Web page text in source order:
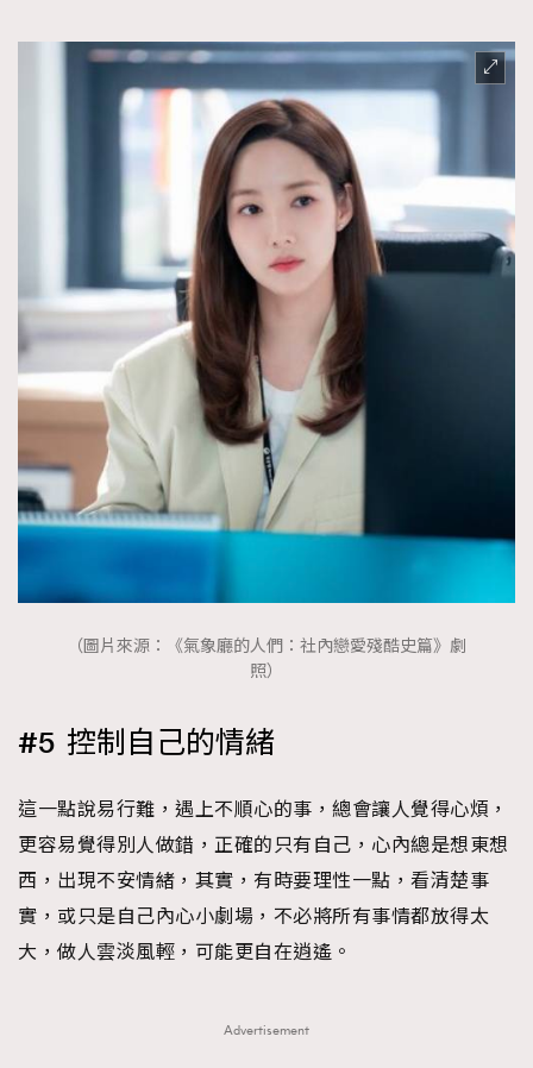
（圖片來源：《氣象廳的人們：社內戀愛殘酷史篇》劇
照）
#5 控制自己的情緒
這一點說易行難，遇上不順心的事，總會讓人覺得心煩，
更容易覺得別人做錯，正確的只有自己，心內總是想東想
西，出現不安情緒，其實，有時要理性一點，看清楚事
實，或只是自己內心小劇場，不必將所有事情都放得太
大，做人雲淡風輕，可能更自在逍遙。
Advertisement